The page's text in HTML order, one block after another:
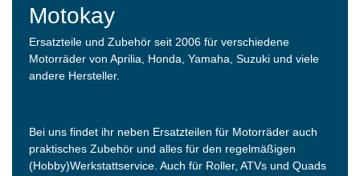
Motokay
Ersatzteile und Zubehör seit 2006 für verschiedene
Motorräder von Aprilia, Honda, Yamaha, Suzuki und viele
andere Hersteller.
Bei uns findet ihr neben Ersatzteilen für Motorräder auch
praktisches Zubehör und alles für den regelmäßigen
(Hobby)Werkstattservice. Auch für Roller, ATVs und Quads